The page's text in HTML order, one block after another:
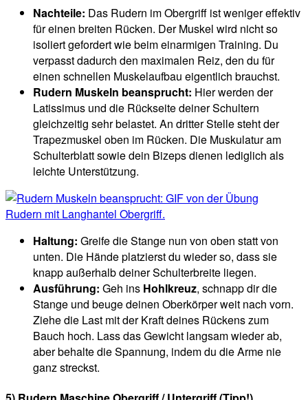
Nachteile: Das Rudern im Obergriff ist weniger effektiv
für einen breiten Rücken. Der Muskel wird nicht so
isoliert gefordert wie beim einarmigen Training. Du
verpasst dadurch den maximalen Reiz, den du für
einen schnellen Muskelaufbau eigentlich brauchst.
Rudern Muskeln beansprucht: Hier werden der
Latissimus und die Rückseite deiner Schultern
gleichzeitig sehr belastet. An dritter Stelle steht der
Trapezmuskel oben im Rücken. Die Muskulatur am
Schulterblatt sowie dein Bizeps dienen lediglich als
leichte Unterstützung.
Haltung: Greife die Stange nun von oben statt von
unten. Die Hände platzierst du wieder so, dass sie
knapp außerhalb deiner Schulterbreite liegen.
Ausführung: Geh ins Hohlkreuz, schnapp dir die
Stange und beuge deinen Oberkörper weit nach vorn.
Ziehe die Last mit der Kraft deines Rückens zum
Bauch hoch. Lass das Gewicht langsam wieder ab,
aber behalte die Spannung, indem du die Arme nie
ganz streckst.